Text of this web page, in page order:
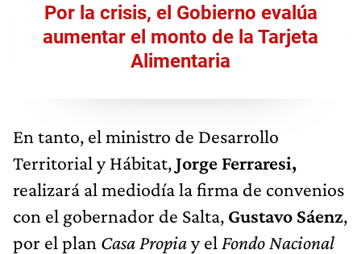
Por la crisis, el Gobierno evalúa
aumentar el monto de la Tarjeta
Alimentaria
En tanto, el ministro de Desarrollo
Territorial y Hábitat,Jorge Ferraresi,
realizará al mediodía la firma de convenios
con el gobernador de Salta, Gustavo Sáenz,
por el plan Casa Propiay el Fondo Nacional